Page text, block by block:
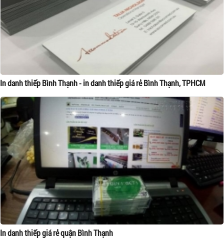
In danh thiếp Bình Thạnh - in danh thiếp giá rẻ Bình Thạnh, TPHCM
In danh thiếp giá rẻ quận Bình Thạnh